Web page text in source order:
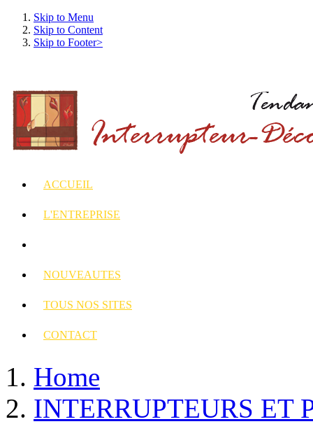
Skip to Menu
Skip to Content
Skip to Footer>
ACCUEIL
L'ENTREPRISE
NOUVEAUTES
TOUS NOS SITES
CONTACT
Home
INTERRUPTEURS ET